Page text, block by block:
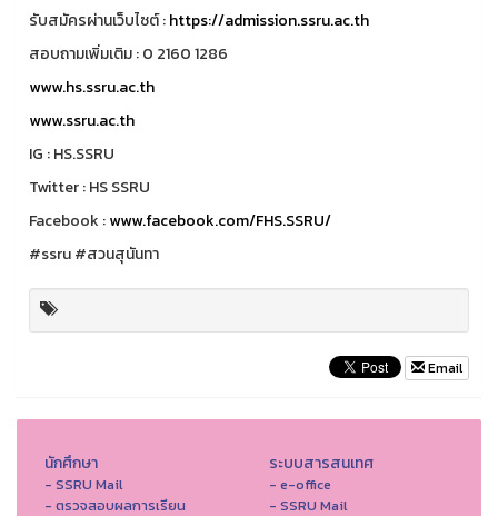
รับสมัครผ่านเว็บไซต์ :https://admission.ssru.ac.th
สอบถามเพิ่มเติม : 0 2160 1286
www.hs.ssru.ac.th
www.ssru.ac.th
IG : HS.SSRU
Twitter : HS SSRU
Facebook :www.facebook.com/FHS.SSRU/
#ssru #สวนสุนันทา
Email
นักศึกษา
- SSRU Mail
- ตรวจสอบผลการเรียน
ระบบสารสนเทศ
- e-office
- SSRU Mail